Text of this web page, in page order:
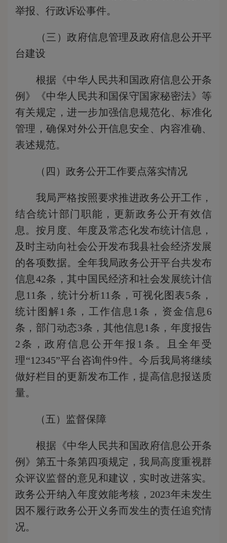
举报、行政诉讼事件。
（三）政府信息管理及政府信息公开平
台建设
根据《中华人民共和国政府信息公开条
例》《中华人民共和国保守国家秘密法》等
有关规定，进一步加强信息规范化、标准化
管理，确保对外公开信息安全、内容准确、
表述规范。
（四）政务公开工作要点落实情况
我局严格按照要求推进政务公开工作，
结合统计部门职能，更新政务公开有效信
息。按月度、年度及常态化发布统计信息，
及时主动向社会公开发布我县社会经济发展
的各项数据。全年我局政务公开平台共发布
信息42条，其中国民经济和社会发展统计信
息11条，统计分析11条，可视化图表5条，
统计图解1条，工作信息1条，资金信息6
条，部门动态3条，其他信息1条，年度报告
2条，政府信息公开年报1条。且全年受
理“12345”平台咨询件9件。今后我局将继续
做好栏目的更新发布工作，提高信息报送质
量。
（五）监督保障
根据《中华人民共和国政府信息公开条
例》第五十条第四项规定，我局高度重视群
众评议监督的意见和建议，实时改进落实。
政务公开纳入年度效能考核，2023年未发生
因不履行政务公开义务而发生的责任追究情
况。